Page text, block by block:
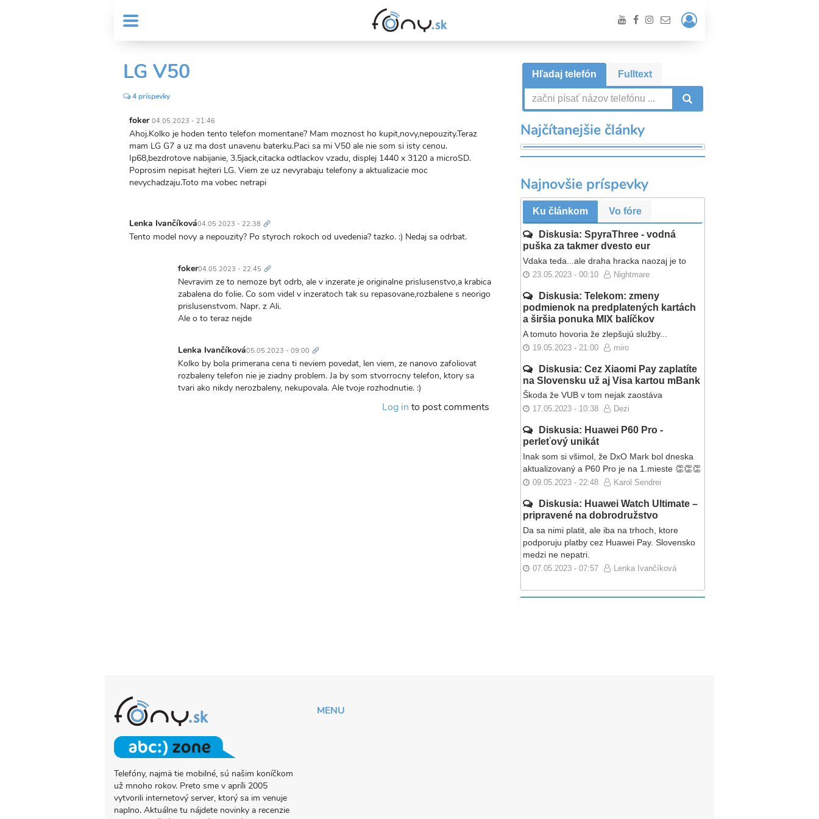
MENU
Header
menu
User
account
Prihlásiť
/
Registrácia
LG V50
4 príspevky
foker 04.05.2023 - 21:46
Ahoj.Kolko je hoden tento telefon momentane? Mam moznost ho kupit,novy,nepouzity.Teraz
mam LG G7 a uz ma dost unavenu baterku.Paci sa mi V50 ale nie som si isty cenou.
Ip68,bezdrotove nabijanie, 3.5jack,citacka odtlackov vzadu, displej 1440 x 3120 a microSD.
Poprosim nepisat hejteri LG. Viem ze uz nevyrabaju telefony a aktualizacie moc
nevychadzaju.Toto ma vobec netrapi
Lenka Ivančíková04.05.2023 - 22:38 odkaz
Tento model novy a nepouzity? Po styroch rokoch od uvedenia? tazko. :) Nedaj sa odrbat.
foker04.05.2023 - 22:45 odkaz
In
reply
to
Tento
a
nepouzity…
by
Lenka
Nevravim ze to nemoze byt odrb, ale v inzerate je originalne prislusenstvo,a krabica
zabalena do folie. Co som videl v inzeratoch tak su repasovane,rozbalene s neorigo
prislusenstvom. Napr. z Ali.
Ale o to teraz nejde
Lenka Ivančíková05.05.2023 - 09:00 odkaz
In
reply
to
Kolko by bola primerana cena ti neviem povedat, len viem, ze nanovo zafoliovat
rozbaleny telefon nie je ziadny problem. Ja by som stvorrocny telefon, ktory sa
tvari ako nikdy nerozbaleny, nekupovala. Ale tvoje rozhodnutie. :)
Log in to post comments
Hľadaj telefón Fulltext
Najčítanejšie články
Najnovšie príspevky
Ku článkom Vo fóre
Diskusia: SpyraThree - vodná
puška za takmer dvesto eur
Vdaka teda...ale draha hracka naozaj je to
23.05.2023 - 00:10 Nightmare
Diskusia: Telekom: zmeny
podmienok na predplatených kartách
a širšia ponuka MIX balíčkov
A tomuto hovoria že zlepšujú služby...
19.05.2023 - 21:00 miro
Diskusia: Cez Xiaomi Pay zaplatíte
na Slovensku už aj Visa kartou mBank
Škoda že VUB v tom nejak zaostáva
17.05.2023 - 10:38 Dezi
Diskusia: Huawei P60 Pro -
perleťový unikát
Inak som si všimol, že DxO Mark bol dneska
aktualizovaný a P60 Pro je na 1.mieste 👏👏👏
09.05.2023 - 22:48 Karol Sendrei
Diskusia: Huawei Watch Ultimate –
pripravené na dobrodružstvo
Da sa nimi platit, ale iba na trhoch, ktore
podporuju platby cez Huawei Pay. Slovensko
medzi ne nepatri.
07.05.2023 - 07:57 Lenka Ivančíková
O
PROJEKTE
FONY.SK
Telefóny, najmä tie mobilné, sú našim koníčkom
už mnoho rokov. Preto sme v apríli 2005
vytvorili internetový server, ktorý sa im venuje
naplno. Aktuálne tu nájdete novinky a recenzie
MENU